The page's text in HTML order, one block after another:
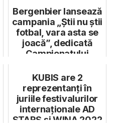
Bergenbier lansează
campania „Știi nu știi
fotbal, vara asta se
joacă”, dedicată
Campionatului
KUBIS are 2
reprezentanți în
juriile festivalurilor
internaționale AD
STARS şi WINA 2022